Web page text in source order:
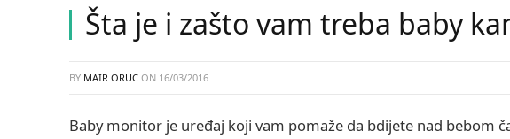
Šta je i zašto vam treba baby
BY MAIR ORUC ON 16/03/2016
Baby monitor je uređaj koji vam pomaže da bdijete nad bebom